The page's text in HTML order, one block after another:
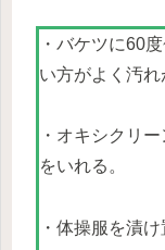
・バケツに60
い方がよく汚れ
・オキシクリ
をいれる。
・体操服を漬け